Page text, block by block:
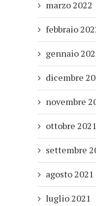
marzo 2022
febbraio
gennaio
dicembre
novembre
ottobre 2021
settembre
agosto 2021
luglio 2021